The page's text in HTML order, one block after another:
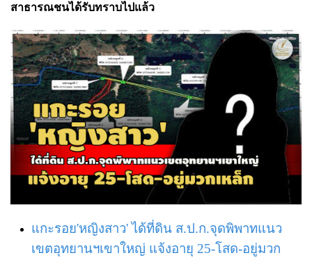
สาธารณชนได้รับทราบไปแล้ว
แกะรอย'หญิงสาว' ได้ที่ดิน ส.ป.ก.จุดพิพาทแนว
เขตอุทยานฯเขาใหญ่ แจ้งอายุ 25-โสด-อยู่มวก